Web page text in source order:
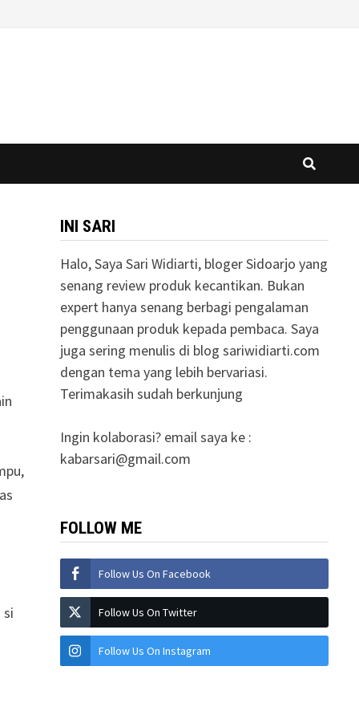
INI SARI
Halo, Saya Sari Widiarti, bloger Sidoarjo yang
senang review produk kecantikan. Bukan
expert hanya senang berbagi pengalaman
penggunaan produk kepada pembaca. Saya
juga sering menulis di blog sariwidiarti.com
dengan tema yang lebih bervariasi.
Terimakasih sudah berkunjung
Ingin kolaborasi? email saya ke :
kabarsari@gmail.com
FOLLOW ME
Follow Us On Facebook
Follow Us On Twitter
Follow Us On Instagram